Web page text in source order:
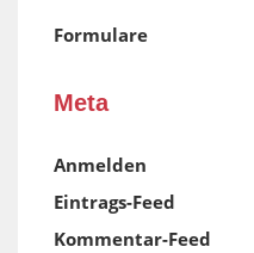
Formulare
Meta
Anmelden
Eintrags-Feed
Kommentar-Feed